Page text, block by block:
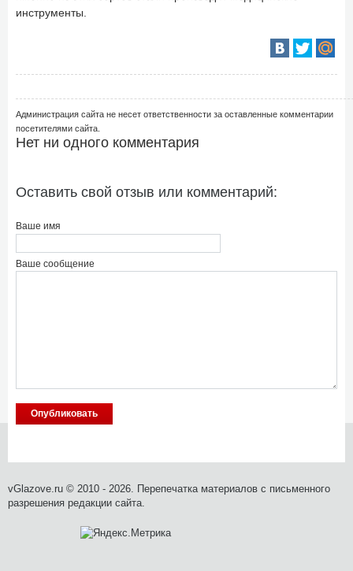
инструменты.
Администрация сайта не несет ответственности за оставленные комментарии
посетителями сайта.
Нет ни одного комментария
Оставить свой отзыв или комментарий:
Ваше имя
Ваше сообщение
vGlazove.ru © 2010 - 2026. Перепечатка материалов с письменного
разрешения редакции сайта.